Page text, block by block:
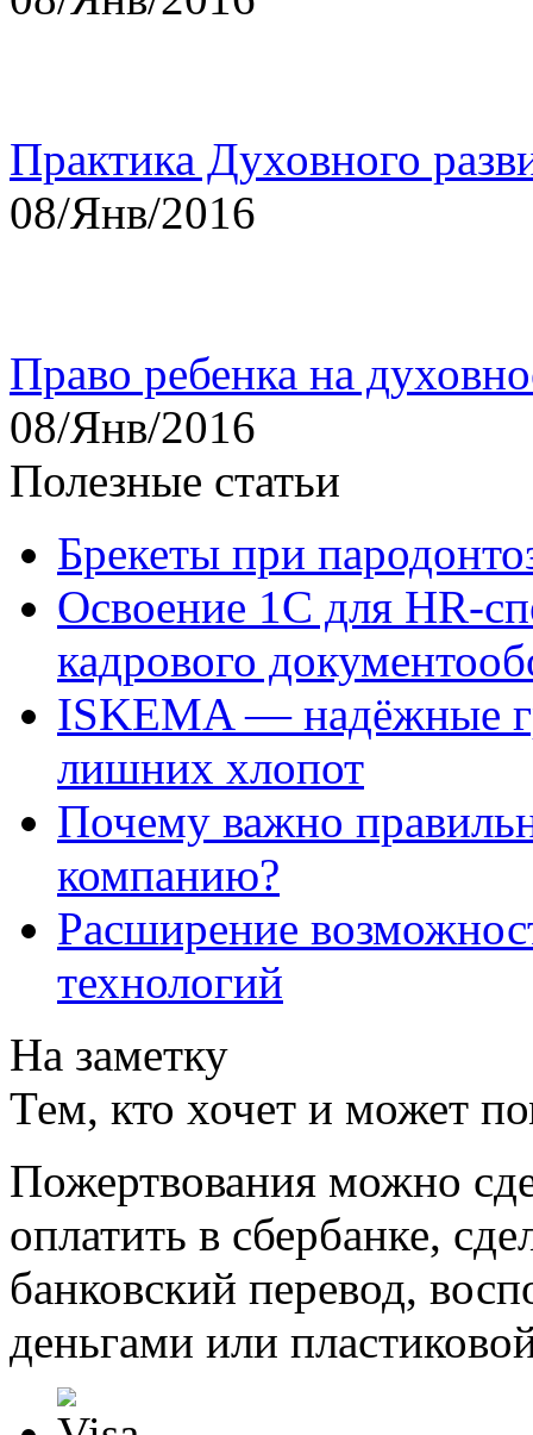
Практика Духовного
08/Янв/2016
Право ребенка на
08/Янв/2016
Полезные статьи
Брекеты при
Освоение 1С для HR-
кадрового
ISKEMA — надёжные
лишних хлопот
Почему важно
компанию?
Расширение
технологий
На заметку
Тем, кто хочет и может
Пожертвования можно
оплатить в сбербанке,
банковский перевод,
деньгами или